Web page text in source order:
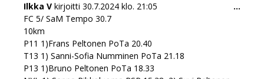
Ilkka V kirjoitti 30.7.2024 klo. 21:05
FC 5/ SaM Tempo 30.7
10km
P11 1)Frans Peltonen PoTa 20.40
T13 1) Sanni-Sofia Numminen PoTa 21.18
P13 1)Bruno Peltonen PoTa 18.33
...